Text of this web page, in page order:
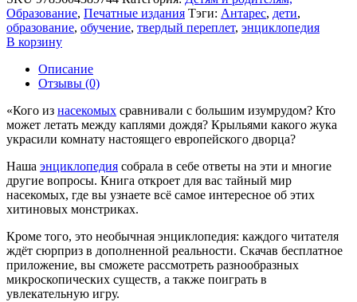
Образование, Печатные издания Тэги: Антарес, дети,
образование, обучение, твердый переплет, энциклопедия
В корзину
Описание
Отзывы (0)
«Кого из насекомых сравнивали с большим изумрудом? Кто
может летать между каплями дождя? Крыльями какого жука
украсили комнату настоящего европейского дворца?
Наша энциклопедия собрала в себе ответы на эти и многие
другие вопросы. Книга откроет для вас тайный мир
насекомых, где вы узнаете всё самое интересное об этих
хитиновых монстриках.
Кроме того, это необычная энциклопедия: каждого читателя
ждёт сюрприз в дополненной реальности. Скачав бесплатное
приложение, вы сможете рассмотреть разнообразных
микроскопических существ, а также поиграть в
увлекательную игру.